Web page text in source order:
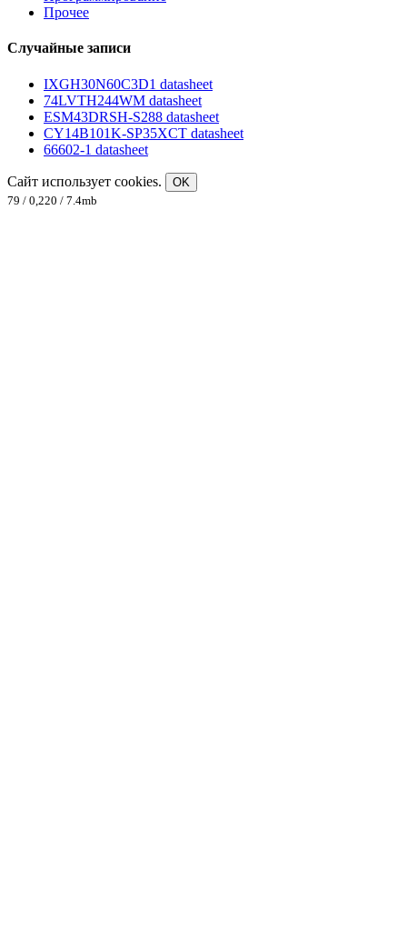
Прочее
Случайные записи
IXGH30N60C3D1 datasheet
74LVTH244WM datasheet
ESM43DRSH-S288 datasheet
CY14B101K-SP35XCT datasheet
66602-1 datasheet
Сайт использует cookies.
OK
79 / 0,220 / 7.4mb